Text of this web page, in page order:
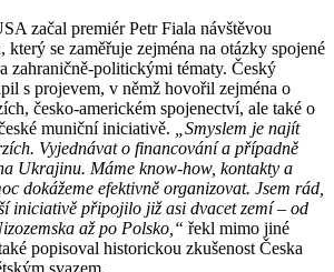
začal premiér Petr Fiala návštěvou
který se zaměřuje zejména na otázky spojené
zahraničně-politickými tématy. Český
s projevem, v němž hovořil zejména o
česko-americkém spojenectví, ale také o
muniční iniciativě.
„Smyslem je najít
Vyjednávat o financování a případně
Ukrajinu. Máme know-how, kontakty a
dokážeme efektivně organizovat. Jsem rád,
iniciativě připojilo již asi dvacet zemí – od
až po Polsko,“ řekl mimo jiné
popisoval historickou zkušenost Česka
svazem.